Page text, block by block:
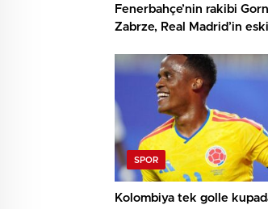
Fenerbahçe’nin rakibi
Zabrze, Real Madrid’in eski
SPOR
Kolombiya tek golle